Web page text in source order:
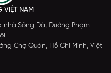
VIỆT NAM
nhà Sông Đà, Đường Phạm
Chợ Quán, Hồ Chí Minh, Việt